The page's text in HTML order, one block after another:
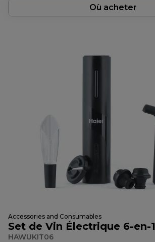
Où acheter
Accessories and Consumables
Set de Vin Électrique 6-en-1
HAWUKIT06